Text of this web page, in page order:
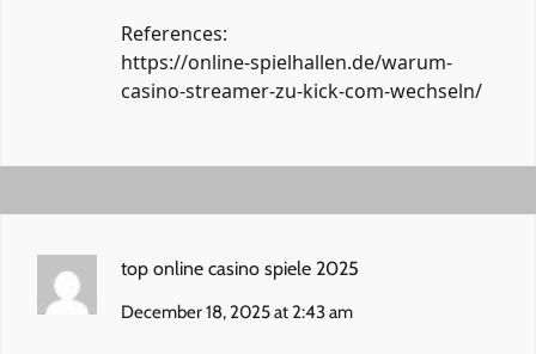
References:
https://online-spielhallen.de/warum-
casino-streamer-zu-kick-com-wechseln/
top online casino spiele 2025
December 18, 2025 at 2:43 am